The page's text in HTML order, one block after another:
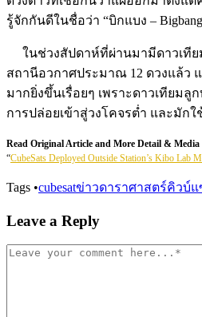
รู้จักกันดีในชื่อว่า “บิกแบง –
ในช่วงสัปดาห์ที่ผ่านมามีดาวเทีย
สถานีอวกาศประมาณ 12 ดวงแล้ว
มากยิ่งขึ้นเรื่อยๆ เพราะดาวเทียม
การปล่อยเข้าสู่วงโคจรต่ำ และมัก
Read Original Article and More Detail & Media
“CubeSats Deployed Outside Station’s Kibo Lab
Tags •cubesatข่าวดาราศาสตร์คิวบ์แ
Leave a Reply